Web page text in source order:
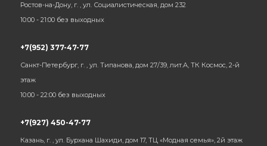
Ростов-на-Дону, г. , ул. Социалистическая, дом 232
10:00 - 21:00 без выходных
+7(952) 377-47-77
Санкт-Петербург, г. , ул. Типанова, дом 27/39, лит.А, ТК Космос, 2-й
этаж
10:00 - 22:00 без выходных
+7(927) 450-47-77
Казань, г. , ул. Бурхана Шахиди, дом 17, ТЦ «Модная семья», 2й этаж